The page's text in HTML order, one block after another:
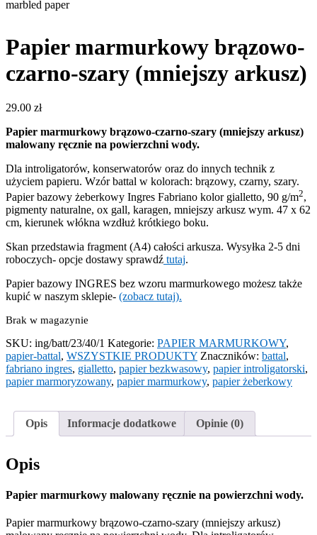
Papier marmurkowy brązowo-
czarno-szary (mniejszy arkusz)
29.00 zł
Papier marmurkowy brązowo-czarno-szary (mniejszy arkusz)
malowany ręcznie na powierzchni wody.
Dla introligatorów, konserwatorów oraz do innych technik z
użyciem papieru. Wzór battal w kolorach: brązowy, czarny, szary.
Papier bazowy żeberkowy Ingres Fabriano kolor gialletto, 90 g/m2,
pigmenty naturalne, ox gall, karagen, mniejszy arkusz wym. 47 x 62
cm, kierunek włókna wzdłuż krótkiego boku.
Skan przedstawia fragment (A4) całości arkusza. Wysyłka 2-5 dni
roboczych- opcje dostawy sprawdź tutaj.
Papier bazowy INGRES bez wzoru marmurkowego możesz także
kupić w naszym sklepie- (zobacz tutaj).
Brak w magazynie
SKU: ing/batt/23/40/1 Kategorie: PAPIER MARMURKOWY,
papier-battal, WSZYSTKIE PRODUKTY Znaczników: battal,
fabriano ingres, gialletto, papier bezkwasowy, papier introligatorski,
papier marmoryzowany, papier marmurkowy, papier żeberkowy
Opis Informacje dodatkowe Opinie (0)
Opis
Papier marmurkowy malowany ręcznie na powierzchni wody.
Papier marmurkowy brązowo-czarno-szary (mniejszy arkusz)